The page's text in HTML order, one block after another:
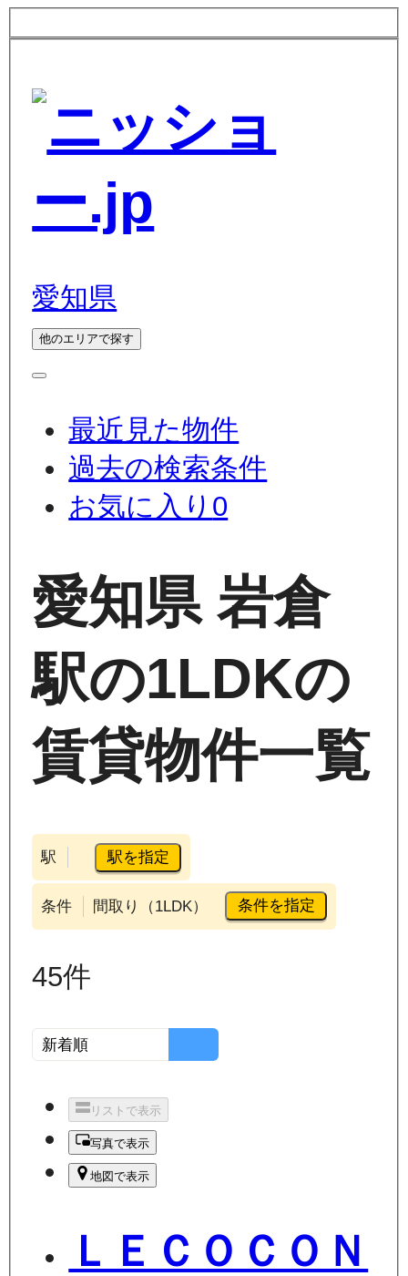
愛知県
他のエリアで探す
最近見た物件
過去の検索条件
お気に入り 0
愛知県 岩倉
駅の1LDKの
賃貸物件一覧
駅 駅を指定
条件 間取り（1LDK） 条件を指定
45件
リストで表示
写真で表示
地図で表示
ＬＥＣＯＣＯＮ